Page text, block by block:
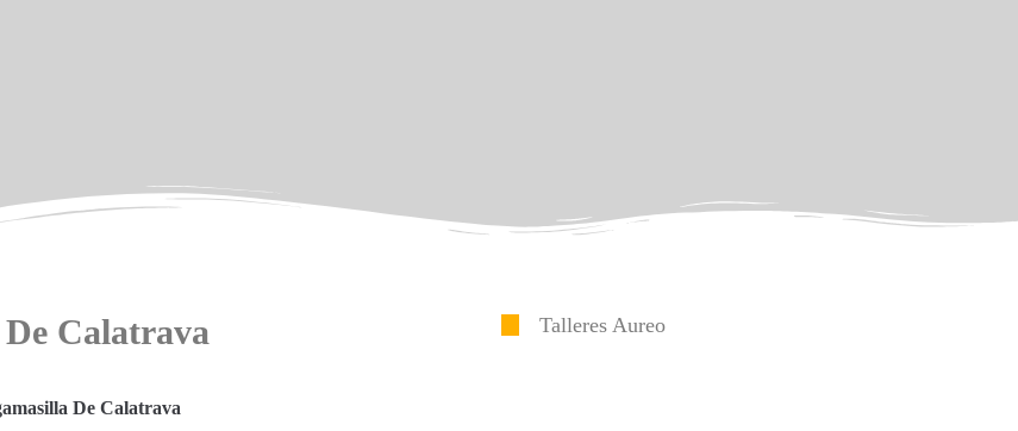
Calatrava
De Calatrava
Talleres Aureo